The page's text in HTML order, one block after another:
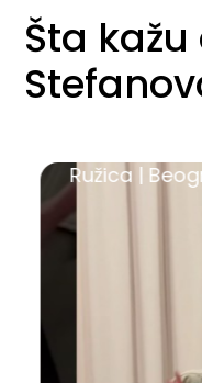
Šta kažu
Ružica |